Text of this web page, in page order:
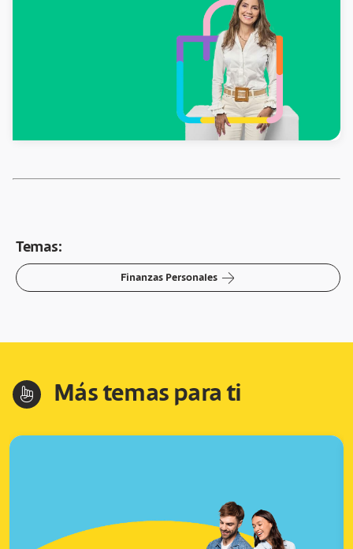
Temas:
Finanzas Personales arrow-right
hand-index Más temas para ti